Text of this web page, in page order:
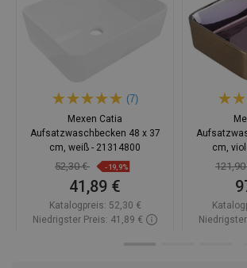
(7)
Mexen Catia
Aufsatzwaschbecken 48 x 37
cm, weiß - 21314800
52,30 € -19,9%
41,89 €
Katalogpreis: 52,30 €
Niedrigster Preis: 41,89 €
cm,